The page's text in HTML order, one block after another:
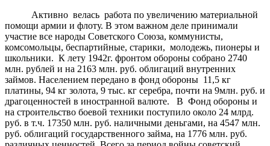
Активно велась работа по увеличению материальной
помощи армии и флоту. В этом важном деле принимали
участие все народы Советского Союза, коммунисты,
комсомольцы, беспартийные, старики, молодежь, пионеры и
школьники. К лету 1942г. фронтом обороны собрано 2740
млн. рублей и на 2163 млн. руб. облигаций внутренних
займов. Населением передано в фонд обороны 11,5 кг
платины, 94 кг золота, 9 тыс. кг серебра, почти на 9млн. руб. и
драгоценностей в иностранной валюте. В Фонд обороны и
на строительство боевой техники поступило около 24 млрд.
руб. в т.ч. 17350 млн. руб. наличными деньгами, на 4547 млн.
руб. облигаций государственного займа, на 1776 млн. руб.